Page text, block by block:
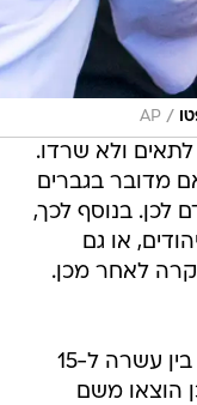
/
AP
נכנסו לתאים ולא שרדו.
מדובר בגברים
לכן. בנוסף לכך,
או גם
קרה לאחר מכן.
במקרה אחר, הוא ראה קבוצה של בין עשרה ל-15
הוצאו משם